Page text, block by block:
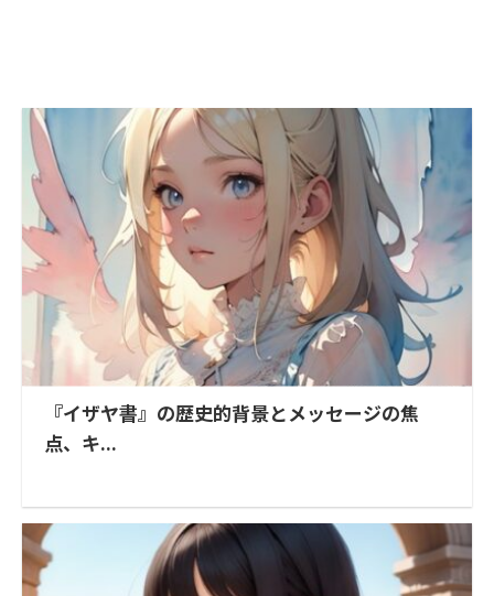
『イザヤ書』の歴史的背景とメッセージの焦
点、キ...